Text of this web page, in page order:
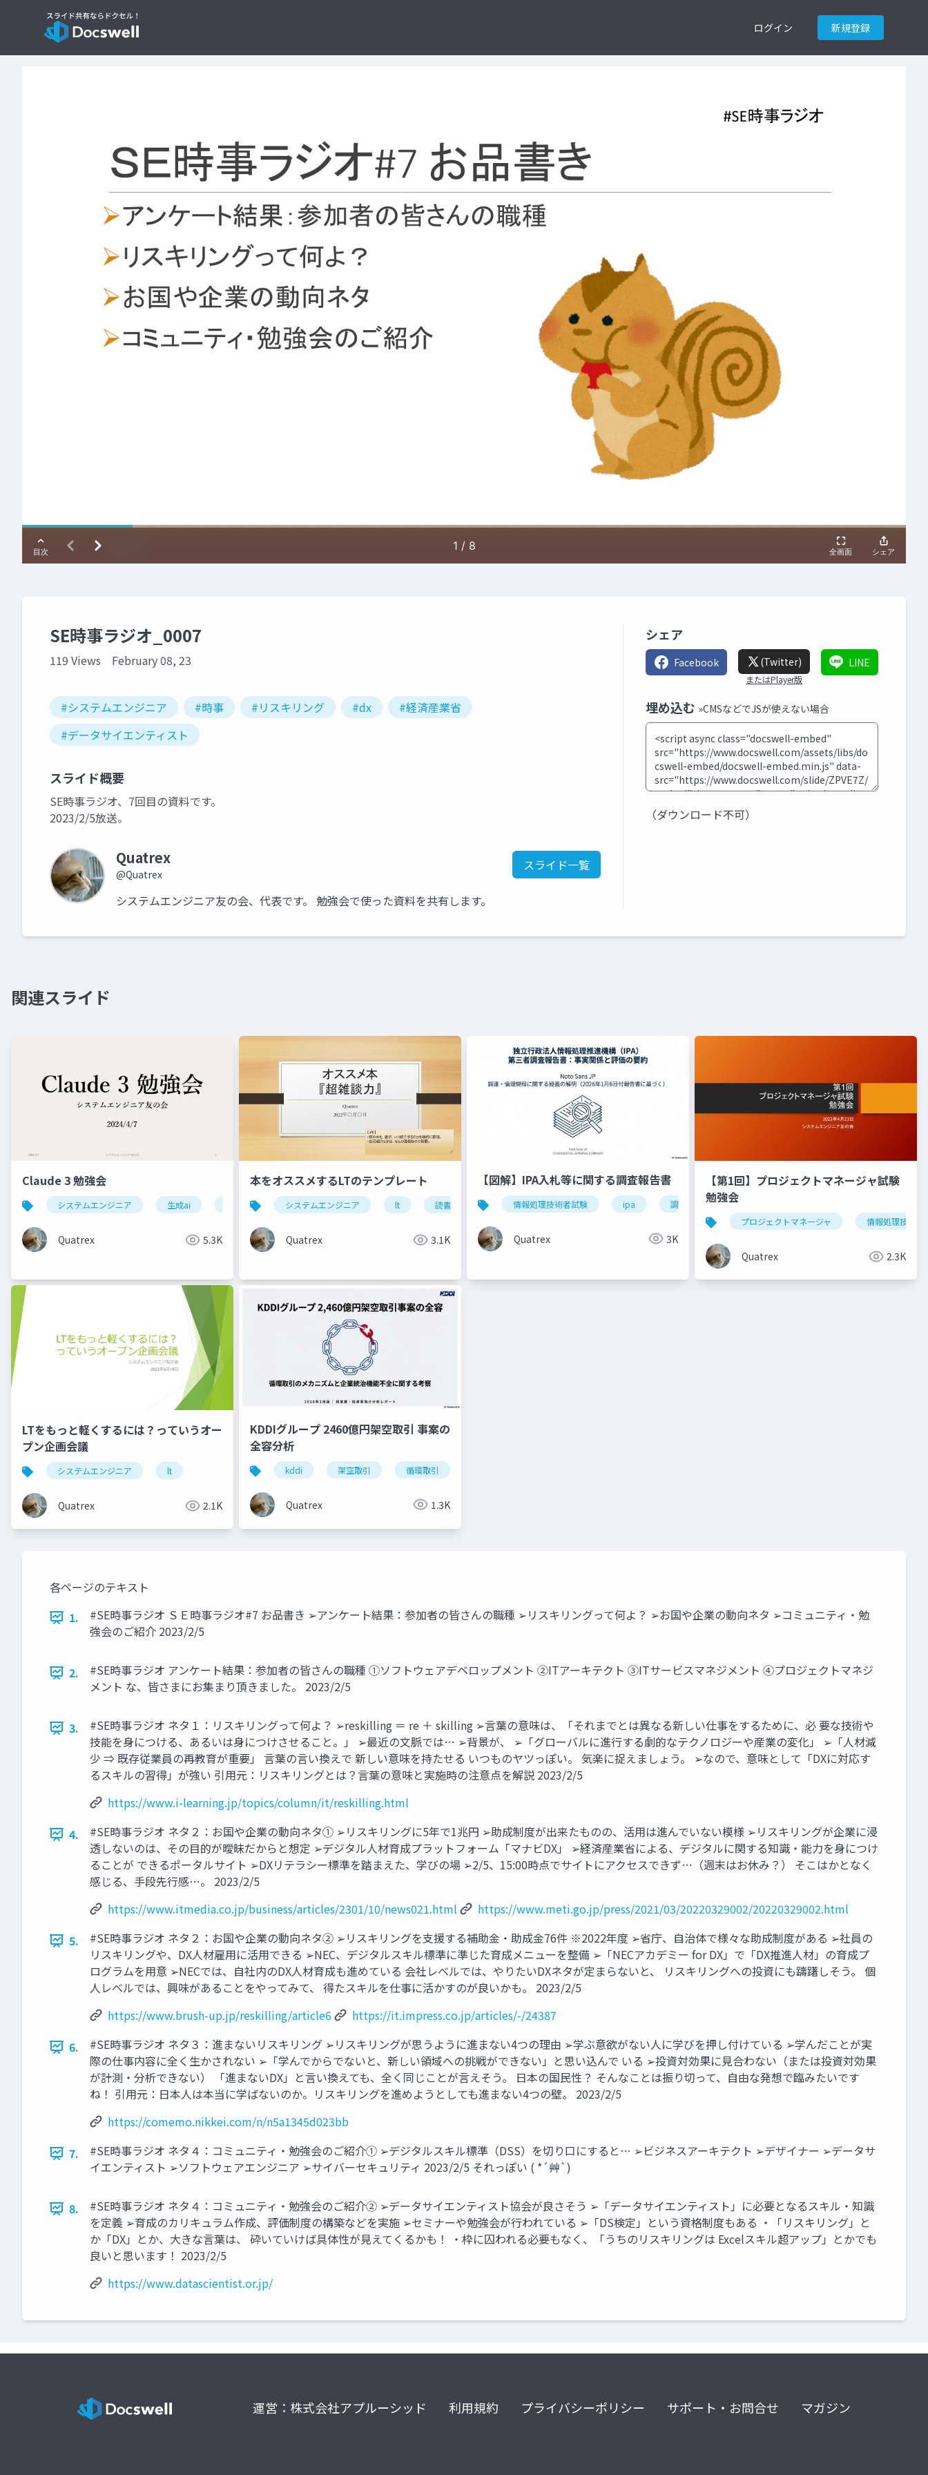
ログイン 新規登録
SE時事ラジオ_0007
119 Views February 08, 23
#システムエンジニア #時事 #リスキリング #dx
#経済産業省
#データサイエンティスト
スライド概要
SE時事ラジオ、7回目の資料です。
2023/2/5放送。
Quatrex
@Quatrex
スライド一覧
システムエンジニア友の会、代表です。 勉強会で使った資料を共有します。
シェア
Facebook (Twitter)
またはPlayer版
LINE
埋め込む »CMSなどでJSが使えない場合
（ダウンロード不可）
関連スライド
Claude 3 勉強会
システムエンジニア 生成ai claude chatgpt
Quatrex 5.3K
本をオススメするLTのテンプレート
システムエンジニア lt 読書
Quatrex 3.1K
【図解】IPA入札等に関する調査報告書
情報処理技術者試験 ipa 調査報告書
Quatrex 3K
【第1回】プロジェクトマネージャ試験
勉強会
プロジェクトマネージャ 情報処理技術者
Quatrex 2.3K
LTをもっと軽くするには？っていうオー
プン企画会議
システムエンジニア lt
Quatrex 2.1K
KDDIグループ 2460億円架空取引 事案の
全容分析
kddi 架空取引 循環取引
Quatrex 1.3K
各ページのテキスト
1.
#SE時事ラジオ ＳＥ時事ラジオ#7 お品書き ➢アンケート結果：参加者の皆さんの職種 ➢リスキリングって何よ？ ➢お国や企業の動向ネタ ➢コミュニティ・勉
強会のご紹介 2023/2/5
2.
#SE時事ラジオ アンケート結果：参加者の皆さんの職種 ①ソフトウェアデベロップメント ②ITアーキテクト ③ITサービスマネジメント ④プロジェクトマネジ
メント な、皆さまにお集まり頂きました。 2023/2/5
3.
#SE時事ラジオ ネタ１：リスキリングって何よ？ ➢reskilling ＝ re ＋ skilling ➢言葉の意味は、「それまでとは異なる新しい仕事をするために、必 要な技術や
技能を身につける、あるいは身につけさせること。」 ➢最近の文脈では… ➢背景が、 ➢「グローバルに進行する劇的なテクノロジーや産業の変化」 ➢「人材減
少 ⇒ 既存従業員の再教育が重要」 言葉の言い換えで 新しい意味を持たせる いつものヤツっぽい。 気楽に捉えましょう。 ➢なので、意味として「DXに対応す
るスキルの習得」が強い 引用元：リスキリングとは？言葉の意味と実施時の注意点を解説 2023/2/5
https://www.i-learning.jp/topics/column/it/reskilling.html
4.
#SE時事ラジオ ネタ２：お国や企業の動向ネタ① ➢リスキリングに5年で1兆円 ➢助成制度が出来たものの、活用は進んでいない模様 ➢リスキリングが企業に浸
透しないのは、その目的が曖昧だからと想定 ➢デジタル人材育成プラットフォーム「マナビDX」 ➢経済産業省による、デジタルに関する知識・能力を身につけ
ることが できるポータルサイト ➢DXリテラシー標準を踏まえた、学びの場 ➢2/5、15:00時点でサイトにアクセスできず…（週末はお休み？） そこはかとなく
感じる、手段先行感…。 2023/2/5
https://www.itmedia.co.jp/business/articles/2301/10/news021.html
https://www.meti.go.jp/press/2021/03/20220329002/20220329002.html
5.
#SE時事ラジオ ネタ２：お国や企業の動向ネタ② ➢リスキリングを支援する補助金・助成金76件 ※2022年度 ➢省庁、自治体で様々な助成制度がある ➢社員の
リスキリングや、DX人材雇用に活用できる ➢NEC、デジタルスキル標準に準じた育成メニューを整備 ➢「NECアカデミー for DX」で「DX推進人材」の育成プ
ログラムを用意 ➢NECでは、自社内のDX人材育成も進めている 会社レベルでは、やりたいDXネタが定まらないと、 リスキリングへの投資にも躊躇しそう。 個
人レベルでは、興味があることをやってみて、 得たスキルを仕事に活かすのが良いかも。 2023/2/5
https://www.brush-up.jp/reskilling/article6
https://it.impress.co.jp/articles/-/24387
6.
#SE時事ラジオ ネタ３：進まないリスキリング ➢リスキリングが思うように進まない4つの理由 ➢学ぶ意欲がない人に学びを押し付けている ➢学んだことが実
際の仕事内容に全く生かされない ➢「学んでからでないと、新しい領域への挑戦ができない」と思い込んで いる ➢投資対効果に見合わない（または投資対効果
が計測・分析できない） 「進まないDX」と言い換えても、全く同じことが言えそう。 日本の国民性？ そんなことは振り切って、自由な発想で臨みたいです
ね！ 引用元：日本人は本当に学ばないのか。リスキリングを進めようとしても進まない4つの壁。 2023/2/5
https://comemo.nikkei.com/n/n5a1345d023bb
7.
#SE時事ラジオ ネタ４：コミュニティ・勉強会のご紹介① ➢デジタルスキル標準（DSS）を切り口にすると… ➢ビジネスアーキテクト ➢デザイナー ➢データサ
イエンティスト ➢ソフトウェアエンジニア ➢サイバーセキュリティ 2023/2/5 それっぽい ( *´艸`)
8.
#SE時事ラジオ ネタ４：コミュニティ・勉強会のご紹介② ➢データサイエンティスト協会が良さそう ➢「データサイエンティスト」に必要となるスキル・知識
を定義 ➢育成のカリキュラム作成、評価制度の構築などを実施 ➢セミナーや勉強会が行われている ➢「DS検定」という資格制度もある ・「リスキリング」と
か「DX」とか、大きな言葉は、 砕いていけば具体性が見えてくるかも！ ・枠に囚われる必要もなく、「うちのリスキリングは Excelスキル超アップ」とかでも
良いと思います！ 2023/2/5
https://www.datascientist.or.jp/
運営：株式会社アプルーシッド 利用規約 プライバシーポリシー サポート・お問合せ マガジン